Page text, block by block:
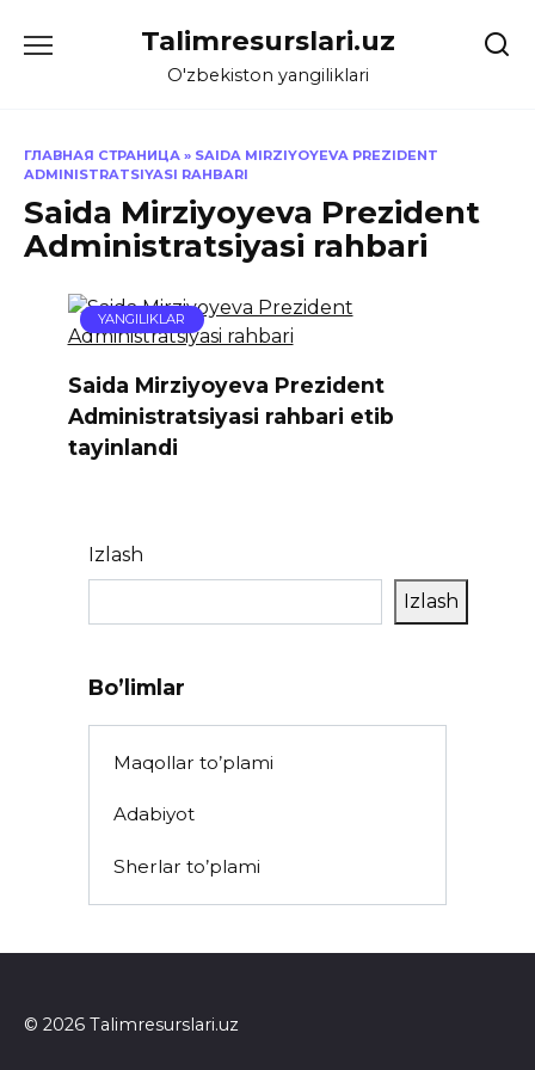
Talimresurslari.uz
O'zbekiston yangiliklari
ГЛАВНАЯ СТРАНИЦА » SAIDA MIRZIYOYEVA PREZIDENT
ADMINISTRATSIYASI RAHBARI
Saida Mirziyoyeva Prezident
Administratsiyasi rahbari
YANGILIKLAR
Saida Mirziyoyeva Prezident
Administratsiyasi rahbari etib
tayinlandi
Izlash
Izlash
Bo’limlar
Maqollar to’plami
Adabiyot
Sherlar to’plami
© 2026 Talimresurslari.uz